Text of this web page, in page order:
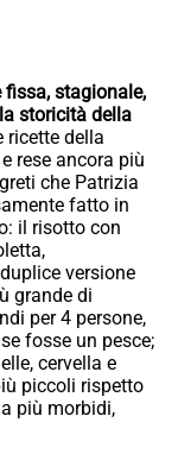
stagionale,
storicità della
ricette della
rese ancora più
che Patrizia
fatto in
il risotto con
versione
grande di
per 4 persone,
fosse un pesce;
cervella e
piccoli rispetto
più morbidi,